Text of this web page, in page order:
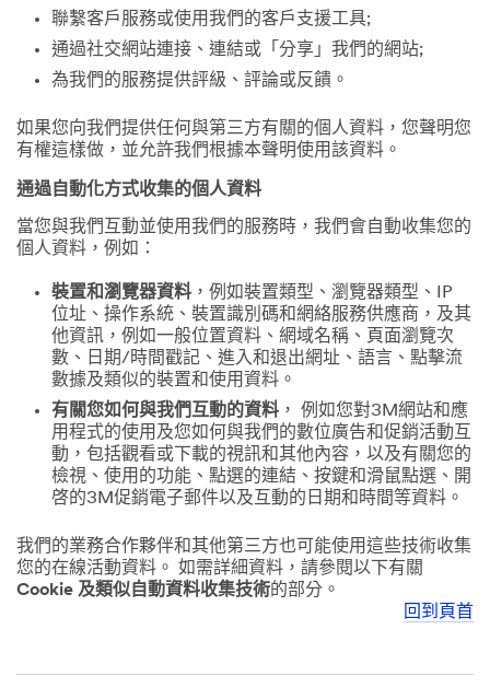
聯繫客戶服務或使用我們的客戶支援工具;
通過社交網站連接、連結或「分享」我們的網站;
為我們的服務提供評級、評論或反饋。
如果您向我們提供任何與第三方有關的個人資料，您聲明您
有權這樣做，並允許我們根據本聲明使用該資料。
通過自動化方式收集的個人資料
當您與我們互動並使用我們的服務時，我們會自動收集您的
個人資料，例如：
裝置和瀏覽器資料 ，例如裝置類型、瀏覽器類型、IP
位址、操作系統、裝置識別碼和網絡服務供應商，及其
他資訊，例如一般位置資料、網域名稱、頁面瀏覽次
數、日期/時間戳記、進入和退出網址、語言、點擊流
數據及類似的裝置和使用資料。
有關您如何與我們互動的資料 ， 例如您對3M網站和應
用程式的使用及您如何與我們的數位廣告和促銷活動互
動，包括觀看或下載的視訊和其他內容，以及有關您的
檢視、使用的功能、點選的連結、按鍵和滑鼠點選、開
啓的3M促銷電子郵件以及互動的日期和時間等資料。
我們的業務合作夥伴和其他第三方也可能使用這些技術收集
您的在線活動資料。 如需詳細資料，請參閱以下有關
Cookie 及類似自動資料收集技術的部分。
回到頁首